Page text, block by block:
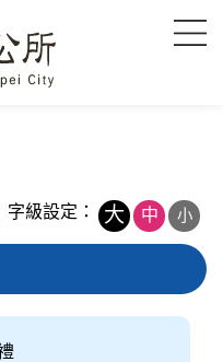
字級設定： 大 中 小